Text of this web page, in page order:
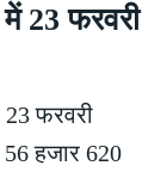
23 फरवरी
23 फरवरी
56 हजार 620